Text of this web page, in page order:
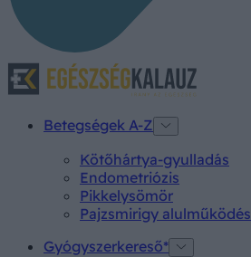
Betegségek A-Z
Kötőhártya-gyulladás
Endometriózis
Pikkelysömör
Pajzsmirigy alulműködés
Gyógyszerkereső*